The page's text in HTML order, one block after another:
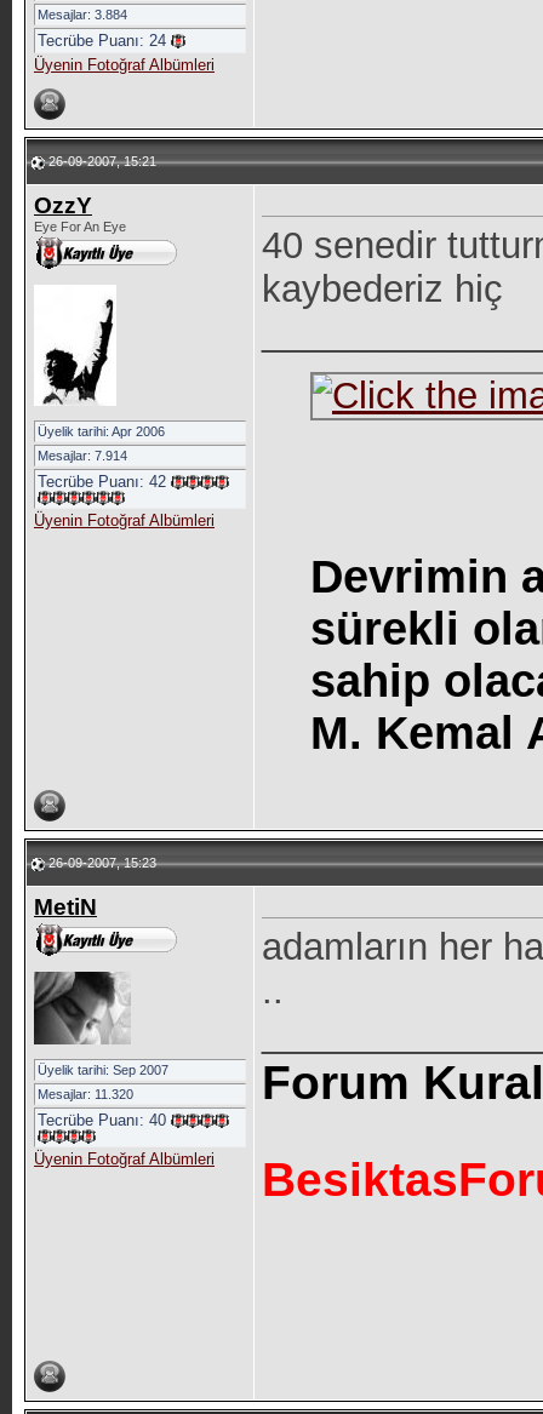
Mesajlar: 3.884
Tecrübe Puanı: 24
Üyenin Fotoğraf Albümleri
26-09-2007, 15:21
OzzY
Eye For An Eye
Üyelik tarihi: Apr 2006
Mesajlar: 7.914
Tecrübe Puanı: 42
Üyenin Fotoğraf Albümleri
40 senedir
kaybederiz hiç
Devrimin
sürekli
sahip
M. Kemal
26-09-2007, 15:23
MetiN
Üyelik tarihi: Sep 2007
Mesajlar: 11.320
Tecrübe Puanı: 40
Üyenin Fotoğraf Albümleri
adamların her
..
Forum